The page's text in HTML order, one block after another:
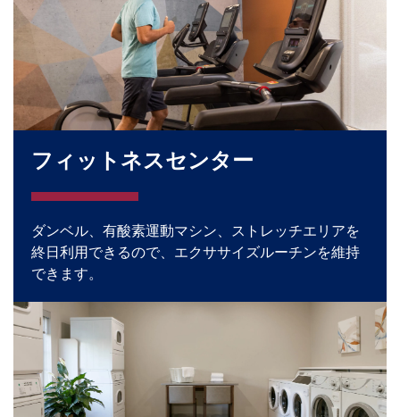
フィットネスセンター
ダンベル、有酸素運動マシン、ストレッチエリアを
終日利用できるので、エクササイズルーチンを維持
できます。